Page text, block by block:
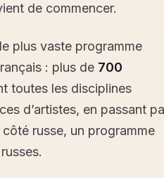
de commencer.
plus vaste programme
: plus de 700
toutes les disciplines
d’artistes, en passant
russe, un programme